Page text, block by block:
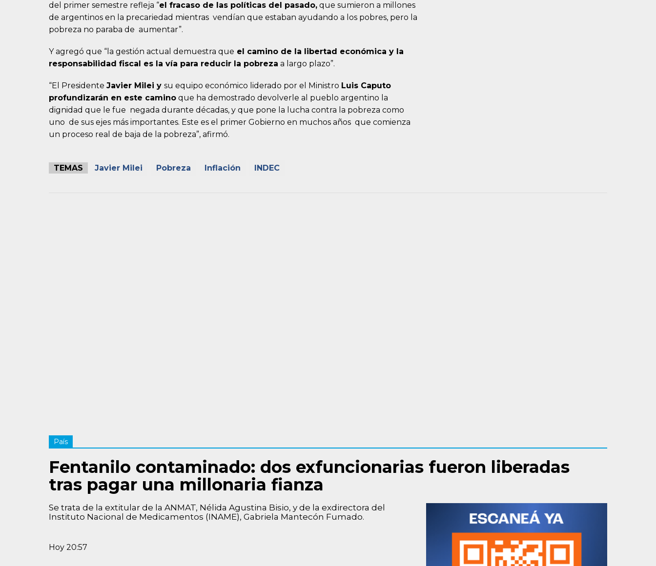
del primer semestre refleja “el fracaso de las políticas del pasado, que sumieron a millones
de argentinos en la precariedad mientras vendían que estaban ayudando a los pobres, pero la
pobreza no paraba de aumentar”.
Y agregó que “la gestión actual demuestra que el camino de la libertad económica y la
responsabilidad fiscal es la vía para reducir la pobreza a largo plazo”.
“El Presidente Javier Milei y su equipo económico liderado por el Ministro Luis Caputo
profundizarán en este camino que ha demostrado devolverle al pueblo argentino la
dignidad que le fue negada durante décadas, y que pone la lucha contra la pobreza como
uno de sus ejes más importantes. Este es el primer Gobierno en muchos años que comienza
un proceso real de baja de la pobreza”, afirmó.
TEMAS Javier Milei Pobreza Inflación INDEC